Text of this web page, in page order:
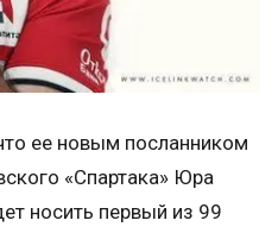
ее новым посланником
«Спартака» Юра
носить первый из 99